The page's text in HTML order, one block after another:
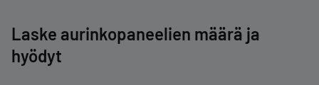
Laske aurinkopaneelien määrä ja
hyödyt